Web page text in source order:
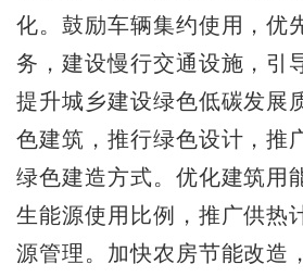
化。鼓励车辆集约使用，优
务，建设慢行交通设施，引
提升城乡建设绿色低碳发展
色建筑，推行绿色设计，推
绿色建造方式。优化建筑用
生能源使用比例，推广供热
源管理。加快农房节能改造